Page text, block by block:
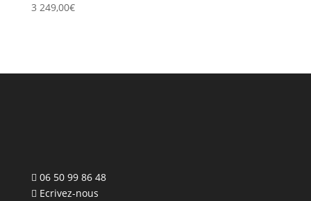
3 249,00€
06 50 99 86 48
Ecrivez-nous